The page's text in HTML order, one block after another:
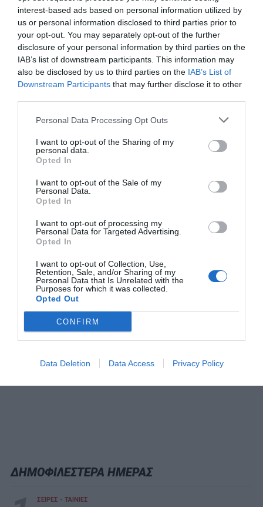
interest-based ads based on personal information utilized by
us or personal information disclosed to third parties prior to
your opt-out. You may separately opt-out of the further
disclosure of your personal information by third parties on the
IAB’s list of downstream participants. This information may
also be disclosed by us to third parties on the IAB’s List of
Downstream Participants that may further disclose it to other
Personal Data Processing Opt Outs
I want to opt-out of the Sharing of my
personal data.
Opted In
I want to opt-out of the Sale of my
Personal Data.
Opted In
I want to opt-out of processing my
Personal Data for Targeted Advertising.
Opted In
I want to opt-out of Collection, Use,
Retention, Sale, and/or Sharing of my
Personal Data that Is Unrelated with the
Purposes for which it was collected.
Opted Out
CONFIRM
Data Deletion Data Access Privacy Policy
10 Ιουνίου 1944;
Α.Βοιωτίας
Φθιώτιδας
Φαίνεται με τη μία για τον Γιάγκουσιτς
ΔΗΜΟΦΙΛΕΣΤΕΡΑ ΗΜΕΡΑΣ
ΣΕΙΡΕΣ - ΤΑΙΝΙΕΣ